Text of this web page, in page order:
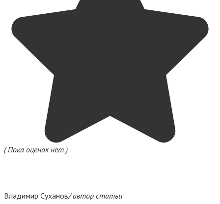
( Пока оценок нет )
Владимир Суханов/ автор статьи